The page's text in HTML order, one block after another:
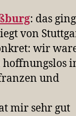
: das
von
wir
und
mir sehr gut